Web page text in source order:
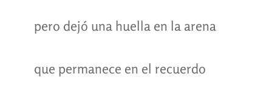
pero dejó una huella en la arena
que permanece en el recuerdo